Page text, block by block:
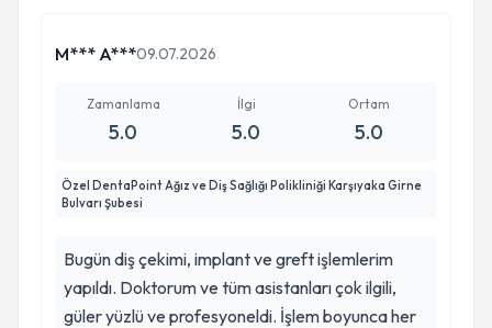
M*** A***09.07.2026
Zamanlama
5.0
İlgi
5.0
Ortam
5.0
Özel DentaPoint Ağız ve Diş Sağlığı Polikliniği Karşıyaka Girne
Bulvarı Şubesi
Bugün diş çekimi, implant ve greft işlemlerim
yapıldı. Doktorum ve tüm asistanları çok ilgili,
güler yüzlü ve profesyoneldi. İşlem boyunca her